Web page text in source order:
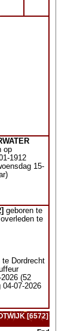
op
1912
15-
geboren te
te
te Dordrecht
(52
07-2026
[6572]